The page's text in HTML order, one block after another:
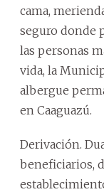
cama,
seguro donde
las personas
vida, la
albergue
en Caaguazú.
Derivación.
beneficiarios,